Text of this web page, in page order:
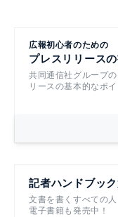
広報初心者のための
プレスリリース
共同通信社グループ
リースの基本的なポ
記者ハンドブッ
文書を書くすべての
電子書籍も発売中！